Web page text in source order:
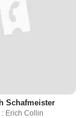
Schafmeister
: Erich Collin